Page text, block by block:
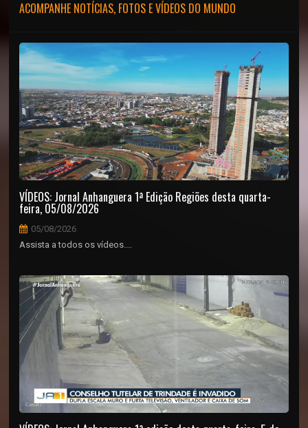
ACOMPANHE NOTÍCIAS, FOTOS E VÍDEOS DO MUNDO
VÍDEOS: Jornal Anhanguera 1ª Edição Regiões desta quarta-
feira, 05/08/2026
05/08/2026
Assista a todos os vídeos....